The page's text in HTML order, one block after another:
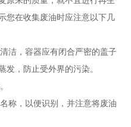
您在收集废油时应注意以下几
洁，容器应有闭合严密的盖子
发，防止受外界的污染。
称，以便识别，并注意将废油